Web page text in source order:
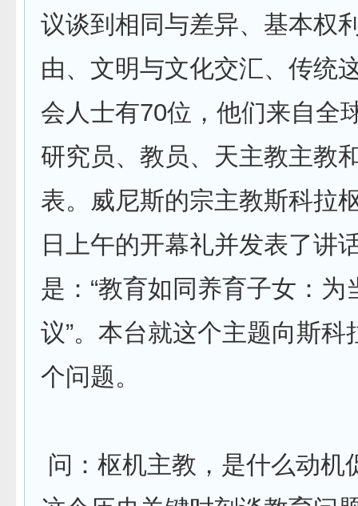
议谈到相同与差异、基本权
由、文明与文化交汇、传统
会人士有70位，他们来自全
研究员、教员、天主教主教
表。威尼斯的宗主教斯科拉
日上午的开幕礼并发表了讲
是：“教育如同养育子女：为
议”。本台就这个主题向斯科
个问题。
问：枢机主教，是什么动机